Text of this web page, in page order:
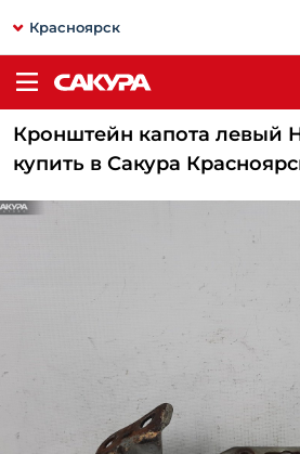
Красноярск
Кронштейн капота левый
купить в Сакура